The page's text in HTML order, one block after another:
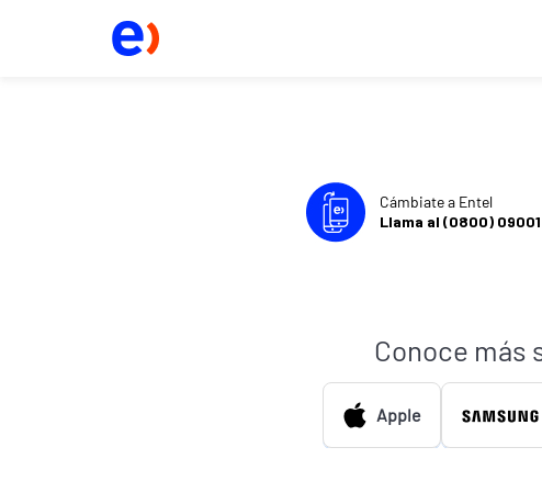
Cámbiate a Entel
Llama al (0800) 09001
Conoce más
Apple